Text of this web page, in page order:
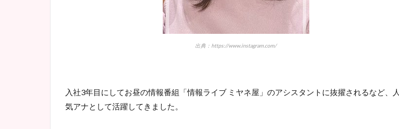
出典：https://www.instagram.com/
入社3年目にしてお昼の情報番組「情報ライブ ミヤネ屋」のアシスタントに抜擢されるなど、人
気アナとして活躍してきました。